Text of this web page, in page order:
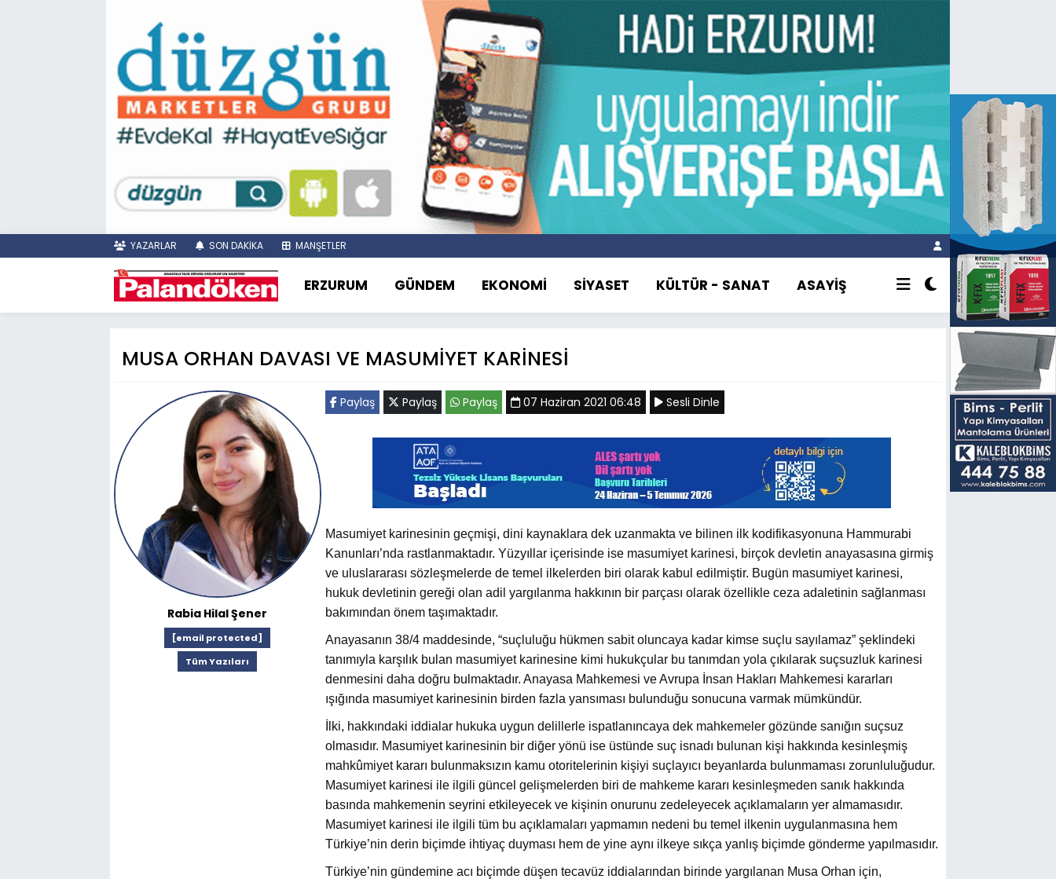
YAZARLAR SON DAKİKA MANŞETLER
ERZURUM GÜNDEM EKONOMİ SİYASET KÜLTÜR - SANAT ASAYİŞ
MUSA ORHAN DAVASI VE MASUMİYET KARİNESİ
Rabia Hilal Şener
[email protected]
Tüm Yazıları
Paylaş Paylaş Paylaş 07 Haziran 2021 06:48 Sesli Dinle
Masumiyet karinesinin geçmişi, dini kaynaklara dek uzanmakta ve bilinen ilk kodifikasyonuna Hammurabi
Kanunları’nda rastlanmaktadır. Yüzyıllar içerisinde ise masumiyet karinesi, birçok devletin anayasasına girmiş
ve uluslararası sözleşmelerde de temel ilkelerden biri olarak kabul edilmiştir. Bugün masumiyet karinesi,
hukuk devletinin gereği olan adil yargılanma hakkının bir parçası olarak özellikle ceza adaletinin sağlanması
bakımından önem taşımaktadır.
Anayasanın 38/4 maddesinde, “suçluluğu hükmen sabit oluncaya kadar kimse suçlu sayılamaz” şeklindeki
tanımıyla karşılık bulan masumiyet karinesine kimi hukukçular bu tanımdan yola çıkılarak suçsuzluk karinesi
denmesini daha doğru bulmaktadır. Anayasa Mahkemesi ve Avrupa İnsan Hakları Mahkemesi kararları
ışığında masumiyet karinesinin birden fazla yansıması bulunduğu sonucuna varmak mümkündür.
İlki, hakkındaki iddialar hukuka uygun delillerle ispatlanıncaya dek mahkemeler gözünde sanığın suçsuz
olmasıdır. Masumiyet karinesinin bir diğer yönü ise üstünde suç isnadı bulunan kişi hakkında kesinleşmiş
mahkûmiyet kararı bulunmaksızın kamu otoritelerinin kişiyi suçlayıcı beyanlarda bulunmaması zorunluluğudur.
Masumiyet karinesi ile ilgili güncel gelişmelerden biri de mahkeme kararı kesinleşmeden sanık hakkında
basında mahkemenin seyrini etkileyecek ve kişinin onurunu zedeleyecek açıklamaların yer almamasıdır.
Masumiyet karinesi ile ilgili tüm bu açıklamaları yapmamın nedeni bu temel ilkenin uygulanmasına hem
Türkiye’nin derin biçimde ihtiyaç duyması hem de yine aynı ilkeye sıkça yanlış biçimde gönderme yapılmasıdır.
Türkiye’nin gündemine acı biçimde düşen tecavüz iddialarından birinde yargılanan Musa Orhan için,